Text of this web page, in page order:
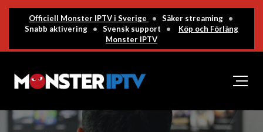
Officiell Monster IPTV i Sverige • Säker streaming
•
Snabb aktivering
• Svensk support •
Köp och Förläng
Monster IPTV